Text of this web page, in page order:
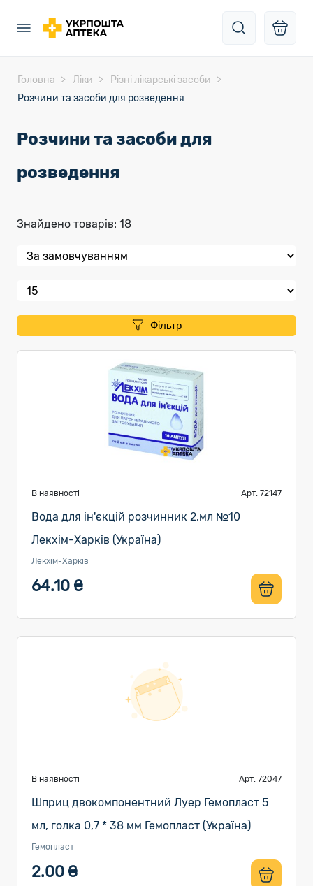
Головна Ліки
Різні лікарські засоби
Розчини та засоби для розведення
Розчини та засоби для
розведення
Знайдено товарів: 18
Фільтр
В наявності Арт. 72147
Вода для ін'єкцій розчинник 2.мл №10
Лекхім-Харків (Україна)
Лекхім-Харків
64.10 ₴
В наявності Арт. 72047
Шприц двокомпонентний Луер Гемопласт 5
мл, голка 0,7 * 38 мм Гемопласт (Україна)
Гемопласт
2.00 ₴